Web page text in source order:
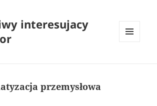
interesujacy
przemysłowa